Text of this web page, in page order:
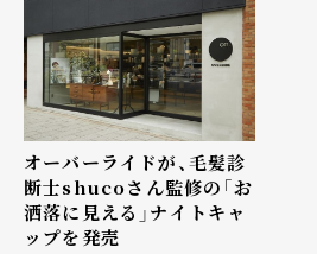
オーバーライドが、毛髪診
断士shucoさん監修の「お
洒落に見える」ナイトキャ
ップを発売